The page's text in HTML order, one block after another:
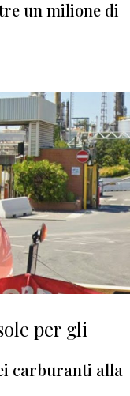
un milione di
per gli
carburanti alla